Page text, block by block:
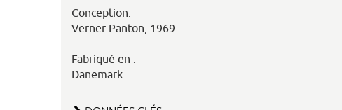
Conception:
Verner Panton, 1969
Fabriqué en :
Danemark